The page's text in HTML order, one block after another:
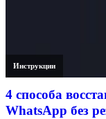
Инструкции
4 способа
WhatsApp без